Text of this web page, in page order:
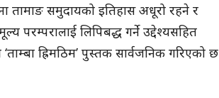
तामाङ समुदायको इतिहास अधूरो रहने र
परम्परालाई लिपिबद्ध गर्ने उद्देश्यसहित
ह्रिमठिम’ पुस्तक सार्वजनिक गरिएको छ